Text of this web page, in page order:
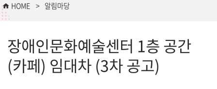
HOME 알림마당
장애인문화예술센터 1층 공간
(카페) 임대차 (3차 공고)